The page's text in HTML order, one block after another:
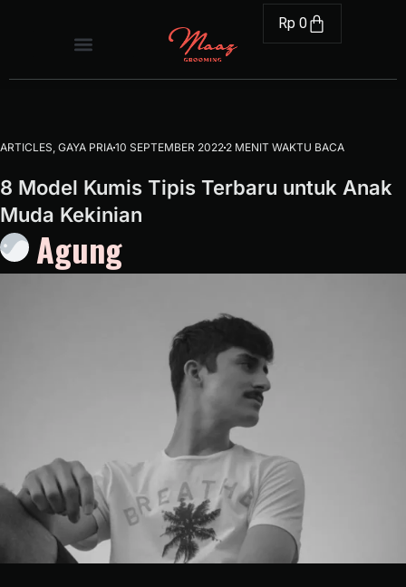
Rp 0
ARTICLES GAYA PRIA10 SEPTEMBER 2022 2 MENIT WAKTU BACA
8 Model Kumis Tipis Terbaru untuk Anak
Muda Kekinian
Agung